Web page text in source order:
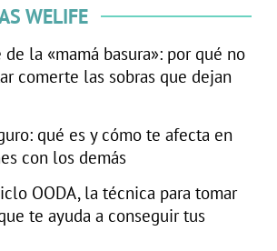
WELIFE
la «mamá basura»: por qué no
comerte las sobras que dejan
qué es y cómo te afecta en
con los demás
OODA, la técnica para tomar
te ayuda a conseguir tus